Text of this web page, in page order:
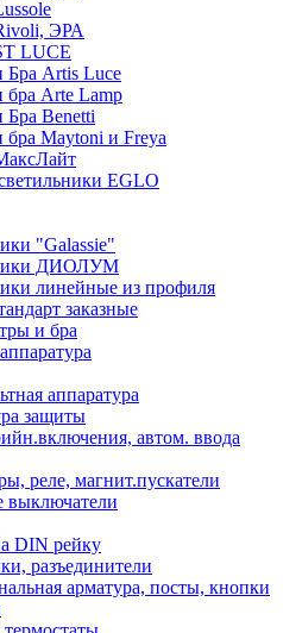
ЭРА
LUCE
Artis Luce
Arte Lamp
Benetti
Maytoni и Freya
EGLO
"Galassie"
ДИОЛУМ
линейные из профиля
заказные
и бра
аппаратура
защиты
автом. ввода
реле, магнит.пускатели
выключатели
DIN рейку
разъединители
арматура, посты, кнопки